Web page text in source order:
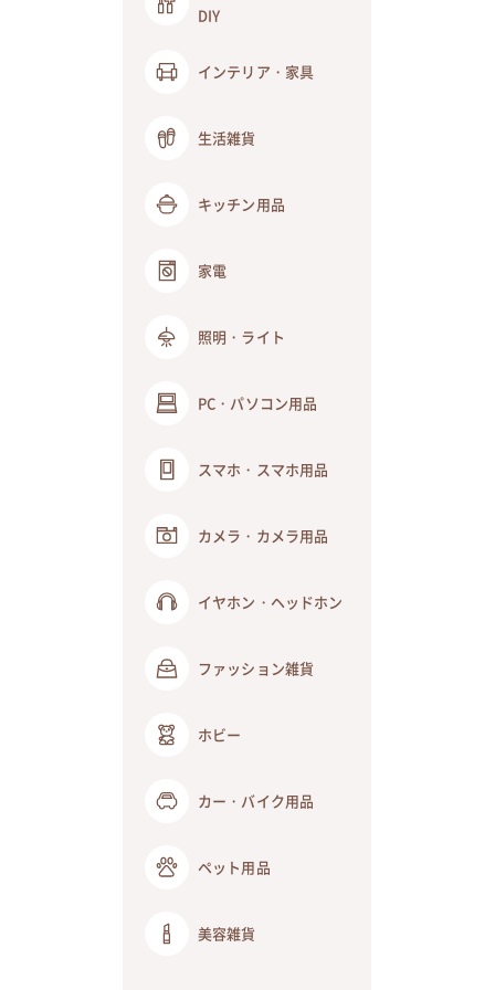
DIY
インテリア・家具
生活雑貨
キッチン用品
家電
照明・ライト
PC・パソコン用品
スマホ・スマホ用品
カメラ・カメラ用品
イヤホン・ヘッドホン
ファッション雑貨
ホビー
カー・バイク用品
ペット用品
美容雑貨